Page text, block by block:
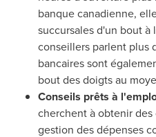
banque canadienne,
succursales d'un bout à
conseillers parlent plus
bancaires sont
bout des doigts au
Conseils prêts à
cherchent à obtenir
gestion des dépenses